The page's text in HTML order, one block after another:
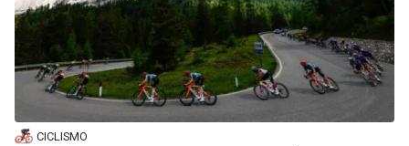
CICLISMO